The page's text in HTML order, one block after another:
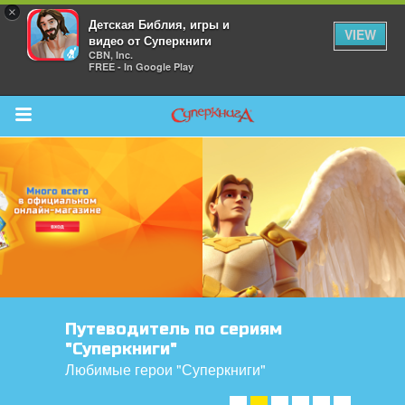
×
Детская Библия, игры и
видео от Суперкниги
CBN, Inc.
FREE - In Google Play
VIEW
Return to Content
Путеводитель по сериям
"Суперкниги"
Любимые герои "Суперкниги"